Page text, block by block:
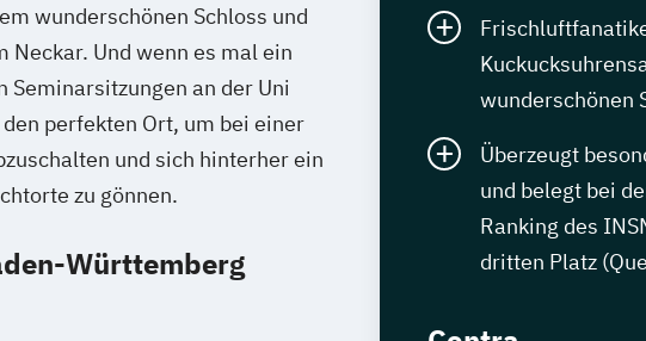
wunderschönen Schloss und
Und wenn es mal ein
an der Uni
perfekten Ort, um bei einer
und sich hinterher ein
zu gönnen.
Württemberg
wunderschönen
Überzeugt
und belegt bei
Ranking des
dritten Platz